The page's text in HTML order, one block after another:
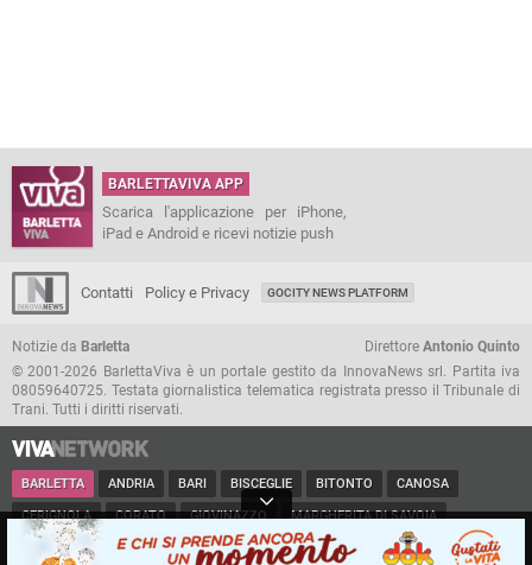
BARLETTAVIVA APP
Scarica l'applicazione per iPhone,
iPad e Android e ricevi notizie push
Contatti Policy e Privacy GOCITY NEWS PLATFORM
Notizie da Barletta Direttore Antonio Quinto
© 2001-2026 BarlettaViva è un portale gestito da InnovaNews srl. Partita iva
08059640725. Testata giornalistica telematica registrata presso il Tribunale di
Trani. Tutti i diritti riservati.
BARLETTA ANDRIA BARI BISCEGLIE BITONTO CANOSA
CERIGNOLA CORATO GIOVINAZZO MARGHERITA DI SAVOIA
MINERVINO MODUGNO MOLFETTA PUGLIA RUVO